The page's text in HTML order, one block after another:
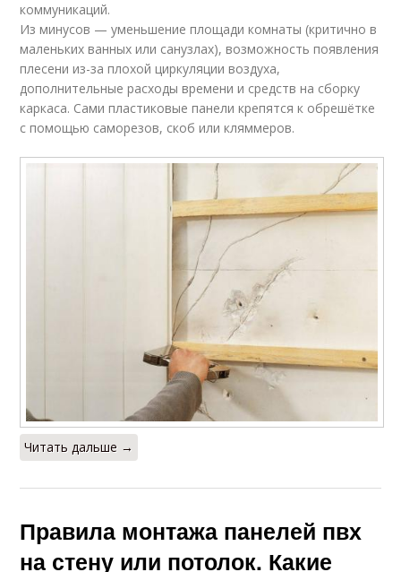
коммуникаций.
Из минусов — уменьшение площади комнаты (критично в
маленьких ванных или санузлах), возможность появления
плесени из-за плохой циркуляции воздуха,
дополнительные расходы времени и средств на сборку
каркаса. Сами пластиковые панели крепятся к обрешётке
с помощью саморезов, скоб или кляммеров.
Читать дальше →
Правила монтажа панелей пвх
на стену или потолок. Какие